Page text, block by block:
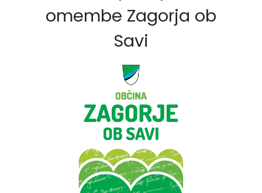
omembe Zagorja ob
Savi